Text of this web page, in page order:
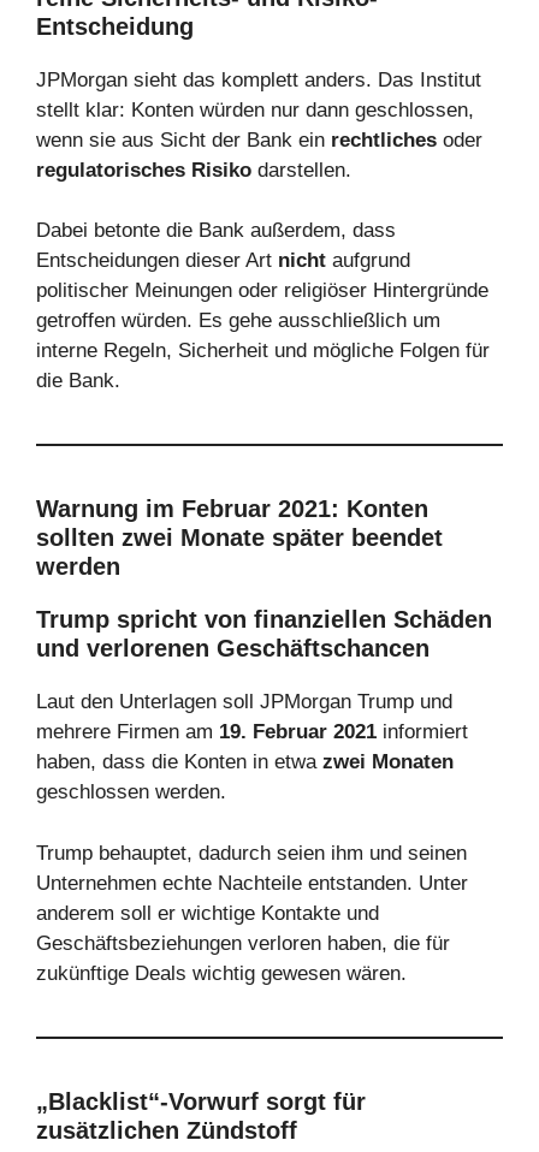
Entscheidung
JPMorgan sieht das komplett anders. Das Institut
stellt klar: Konten würden nur dann geschlossen,
wenn sie aus Sicht der Bank ein rechtliches oder
regulatorisches Risiko darstellen.
Dabei betonte die Bank außerdem, dass
Entscheidungen dieser Art nicht aufgrund
politischer Meinungen oder religiöser Hintergründe
getroffen würden. Es gehe ausschließlich um
interne Regeln, Sicherheit und mögliche Folgen für
die Bank.
Warnung im Februar 2021: Konten
sollten zwei Monate später beendet
werden
Trump spricht von finanziellen Schäden
und verlorenen Geschäftschancen
Laut den Unterlagen soll JPMorgan Trump und
mehrere Firmen am 19. Februar 2021 informiert
haben, dass die Konten in etwa zwei Monaten
geschlossen werden.
Trump behauptet, dadurch seien ihm und seinen
Unternehmen echte Nachteile entstanden. Unter
anderem soll er wichtige Kontakte und
Geschäftsbeziehungen verloren haben, die für
zukünftige Deals wichtig gewesen wären.
„Blacklist“-Vorwurf sorgt für
zusätzlichen Zündstoff